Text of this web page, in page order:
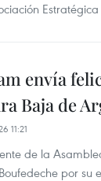
envía
Baja de
11:21
de la
por su